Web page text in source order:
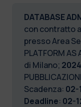
DATABASE
con contratto
presso Area
PLATFORM
di Milano;
Scadenza: 02-
Deadline: 02-